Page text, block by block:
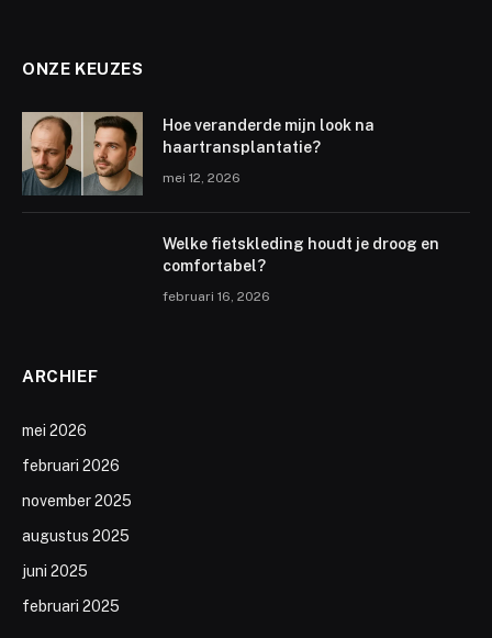
ONZE KEUZES
Hoe veranderde mijn look na
haartransplantatie?
mei 12, 2026
Welke fietskleding houdt je droog en
comfortabel?
februari 16, 2026
ARCHIEF
mei 2026
februari 2026
november 2025
augustus 2025
juni 2025
februari 2025